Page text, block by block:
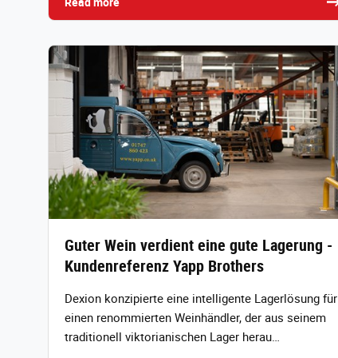
Guter Wein verdient eine gute Lagerung -
Kundenreferenz Yapp Brothers
Dexion konzipierte eine intelligente Lagerlösung für
einen renommierten Weinhändler, der aus seinem
traditionell viktorianischen Lager herau…